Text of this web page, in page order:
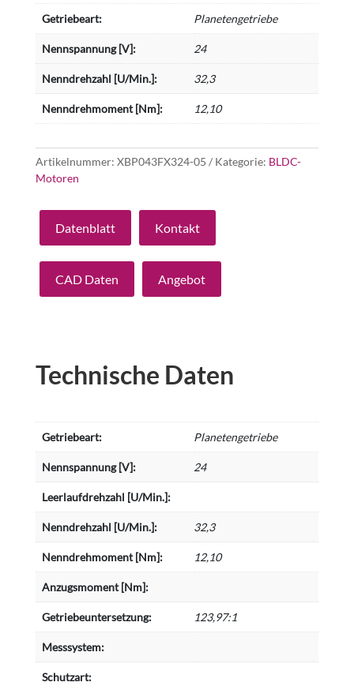
Getriebeart: Planetengetriebe
Nennspannung [V]: 24
Nenndrehzahl [U/Min.]: 32,3
Nenndrehmoment [Nm]: 12,10
Artikelnummer: XBP043FX324-05 Kategorie: BLDC-
Motoren
Datenblatt Kontakt
CAD Daten Angebot
Technische Daten
Getriebeart: Planetengetriebe
Nennspannung [V]: 24
Leerlaufdrehzahl [U/Min.]:
Nenndrehzahl [U/Min.]: 32,3
Nenndrehmoment [Nm]: 12,10
Anzugsmoment [Nm]:
Getriebeuntersetzung: 123,97:1
Messsystem:
Schutzart: